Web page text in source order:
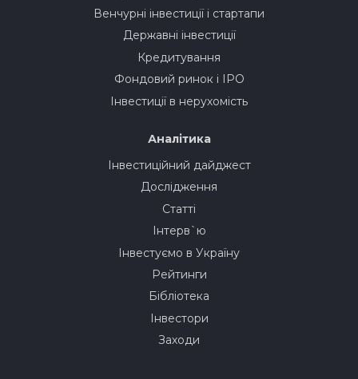
Венчурні інвестиції і стартапи
Державні інвестиції
Кредитування
Фондовий ринок і IPO
Інвестиції в нерухомість
Аналітика
Інвестиційний дайджест
Дослідження
Статті
Інтерв`ю
Інвестуємо в Україну
Рейтинги
Бібліотека
Інвестори
Заходи